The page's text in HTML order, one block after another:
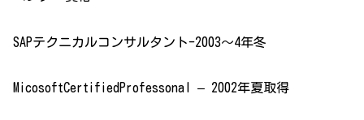
SAPテクニカルコンサルタント-2003～4年冬
MicosoftCertifiedProfessonal – 2002年夏取得